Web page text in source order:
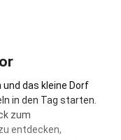
und das kleine Dorf
in den Tag starten.
zum
entdecken,